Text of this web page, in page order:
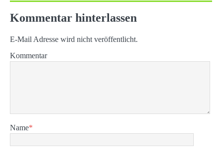
Kommentar hinterlassen
E-Mail Adresse wird nicht veröffentlicht.
Kommentar
Name*